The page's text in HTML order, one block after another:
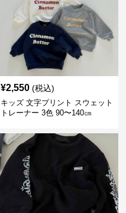
¥2,550 (税込)
キッズ 文字プリント スウェット
トレーナー 3色 90〜140㎝